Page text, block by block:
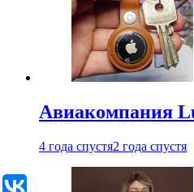
Авиакомпания
4 года спустя2 года спустя